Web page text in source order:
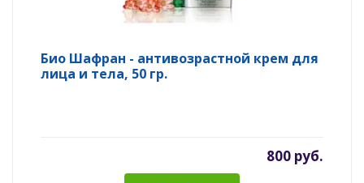
Био Шафран - антивозрастной крем для
лица и тела, 50 гр.
800 руб.